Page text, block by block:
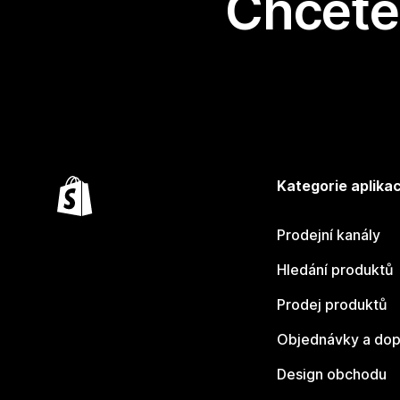
Kategorie
Prodejní kanály
Hledání produktů
Prodej produktů
Objednávky a
Design obchodu